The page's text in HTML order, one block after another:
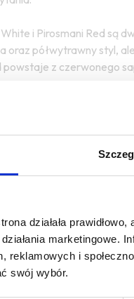
działała
marketingowe.
reklamowych i
swój wybór.
i Pirosmani Red są
oraz półwytrawny styl,
powstaje z czerwonego
za wyraźną
wino jest łagodne,
dobrze współgra ze
innymi do pchali i